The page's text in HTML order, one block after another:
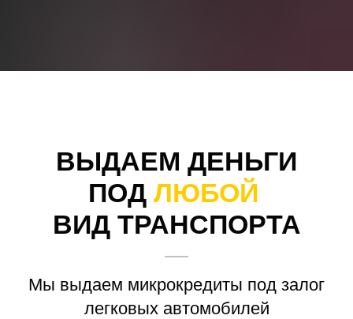
ВЫДАЕМ ДЕНЬГИ
ПОД ЛЮБОЙ
ВИД ТРАНСПОРТА
Мы выдаем микрокредиты под залог
легковых автомобилей